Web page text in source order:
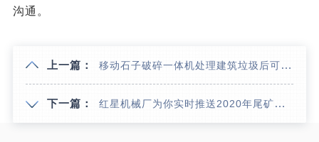
沟通。
上一篇： 移动石子破碎一体机处理建筑垃圾后可以用来作为路基回填吗？
下一篇： 红星机械厂为你实时推送2020年尾矿制砂优惠政策